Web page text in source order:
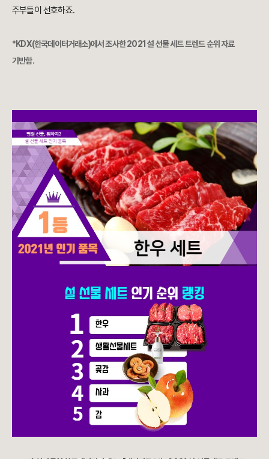
주부들이 선호하죠.
*KDX(한국데이터거래소)에서 조사한 2021 설 선물 세트 트렌드 순위 자료
기반함.